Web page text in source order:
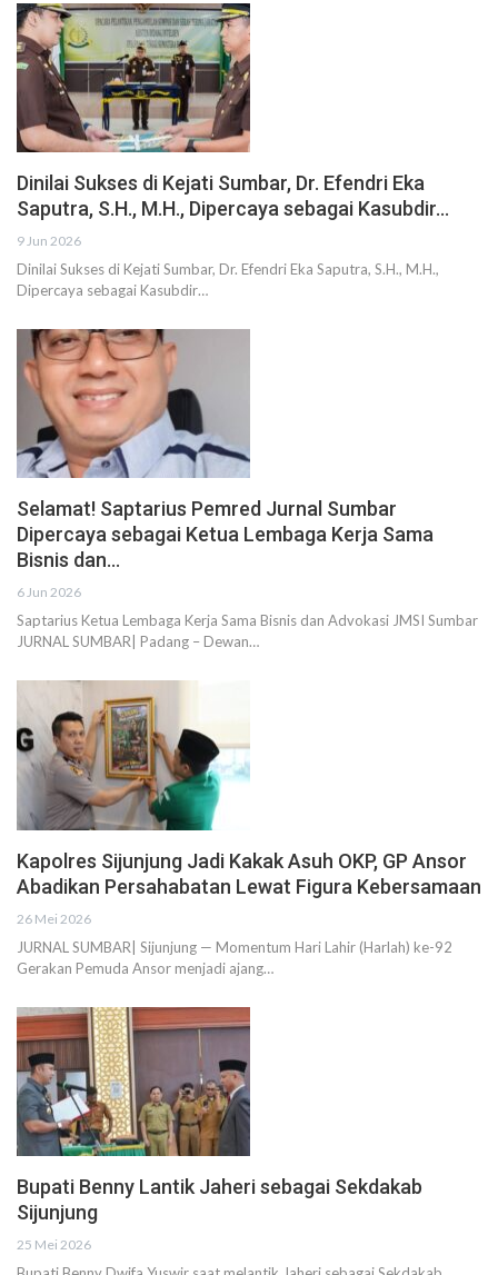
Dinilai Sukses di Kejati Sumbar, Dr. Efendri Eka
Saputra, S.H., M.H., Dipercaya sebagai Kasubdir…
9 Jun 2026
Dinilai Sukses di Kejati Sumbar, Dr. Efendri Eka Saputra, S.H., M.H.,
Dipercaya sebagai Kasubdir…
Selamat! Saptarius Pemred Jurnal Sumbar
Dipercaya sebagai Ketua Lembaga Kerja Sama
Bisnis dan…
6 Jun 2026
Saptarius Ketua Lembaga Kerja Sama Bisnis dan Advokasi JMSI Sumbar
JURNAL SUMBAR| Padang – Dewan…
Kapolres Sijunjung Jadi Kakak Asuh OKP, GP Ansor
Abadikan Persahabatan Lewat Figura Kebersamaan
26 Mei 2026
JURNAL SUMBAR| Sijunjung — Momentum Hari Lahir (Harlah) ke-92
Gerakan Pemuda Ansor menjadi ajang…
Bupati Benny Lantik Jaheri sebagai Sekdakab
Sijunjung
25 Mei 2026